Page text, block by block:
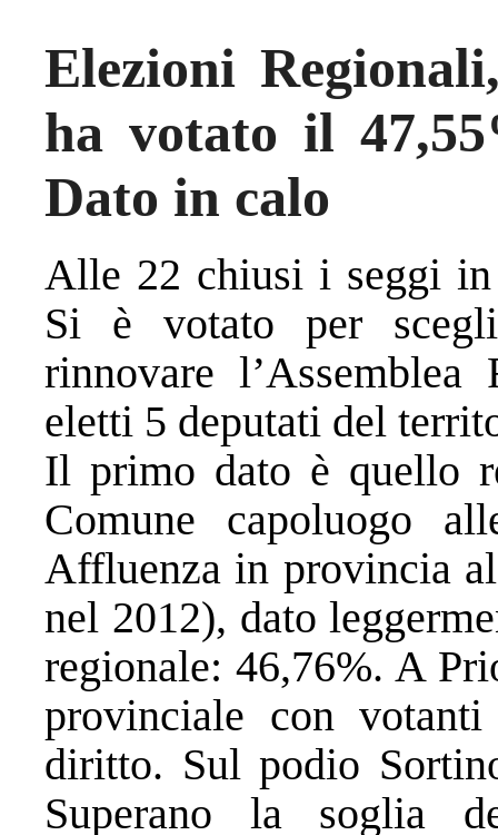
Elezioni
ha votato il
Dato in calo
Alle 22 chiusi i seggi
Si è votato per
rinnovare l’Assemblea
eletti 5 deputati del
Il primo dato è quello
Comune capoluogo
Affluenza in provincia
nel 2012), dato
regionale: 46,76%. A
provinciale con
diritto. Sul podio
Superano la soglia